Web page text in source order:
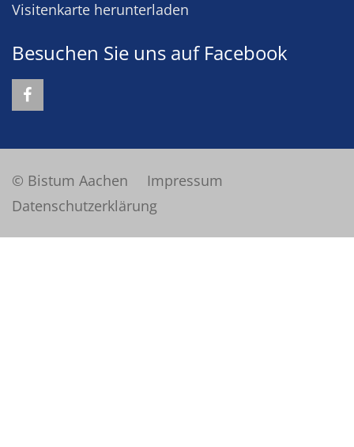
Visitenkarte herunterladen
Besuchen Sie uns auf Facebook
© Bistum Aachen
Impressum
Datenschutzerklärung